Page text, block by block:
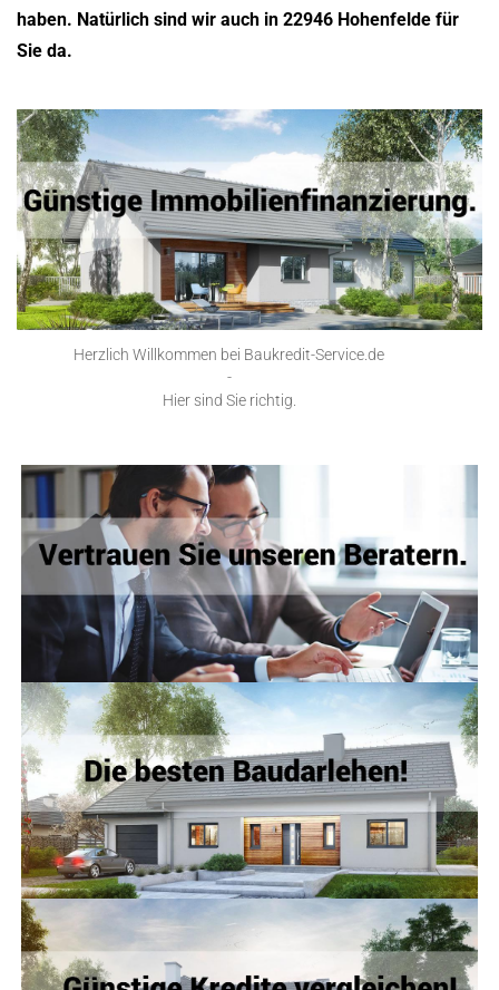
haben. Natürlich sind wir auch in 22946 Hohenfelde für
Sie da.
Herzlich Willkommen bei Baukredit-Service.de
-
Hier sind Sie richtig.